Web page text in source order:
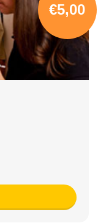
€5,00